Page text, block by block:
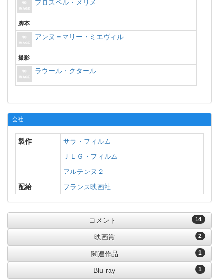
プロスペル・メリメ
脚本
アンヌ＝マリー・ミエヴィル
撮影
ラウール・クタール
会社
製作
サラ・フィルム
ＪＬＧ・フィルム
アルテンヌ２
配給
フランス映画社
14
コメント
2
映画賞
1
関連作品
1
Blu-ray